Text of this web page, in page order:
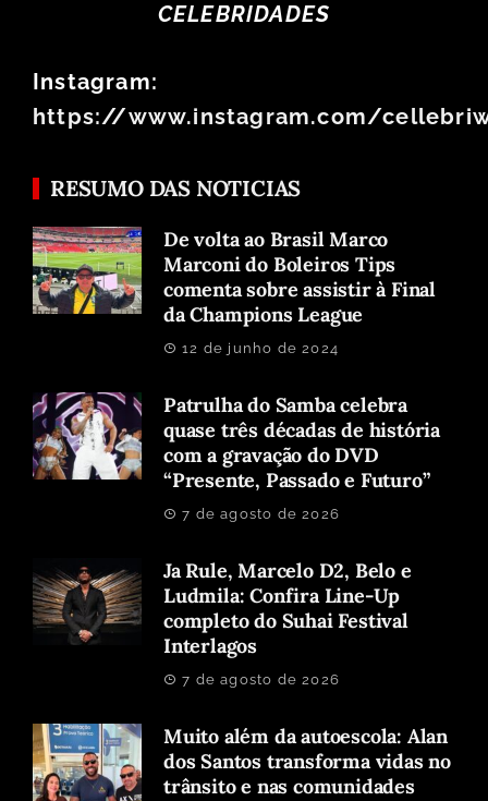
CELEBRIDADES
Instagram:
https://www.instagram.com/
RESUMO DAS NOTICIAS
De volta ao Brasil Marco
Marconi do Boleiros Tips
comenta sobre assistir à Final
da Champions League
12 de junho de 2024
Patrulha do Samba celebra
quase três décadas de história
com a gravação do DVD
“Presente, Passado e Futuro”
7 de agosto de 2026
Ja Rule, Marcelo D2, Belo e
Ludmila: Confira Line-Up
completo do Suhai Festival
Interlagos
7 de agosto de 2026
Muito além da autoescola: Alan
dos Santos transforma vidas no
trânsito e nas comunidades